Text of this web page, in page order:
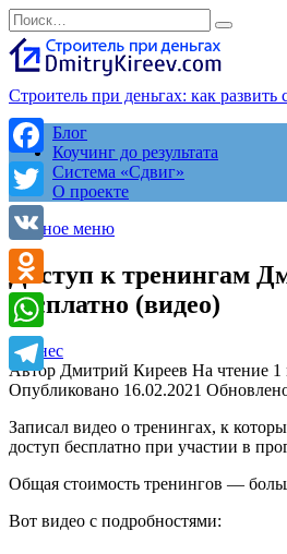
Перейти
к
содержанию
Search
for:
Строитель при деньгах: как
Блог
Коучинг до результата
Система «Сдвиг»
О проекте
Главное меню
Доступ к тренингам
бесплатно (видео)
бизнес
Автор Дмитрий Киреев На чтение 1
Опубликовано 16.02.2021
Записал видео о тренингах, к
доступ бесплатно при участии в
Общая стоимость тренингов —
Вот видео с подробностями:
Facebook
Twitter
VK
Odnoklassniki
WhatsApp
Telegram